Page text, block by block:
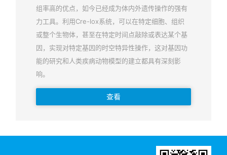
组率高的优点，如今已经成为体内外遗传操作的强有
力工具。利用Cre-lox系统，可以在特定细胞、组织
或整个生物体，甚至在特定时间点敲除或表达某个基
因，实现对特定基因的时空特异性操作，这对基因功
能的研究和人类疾病动物模型的建立都具有深刻影
响。
查看